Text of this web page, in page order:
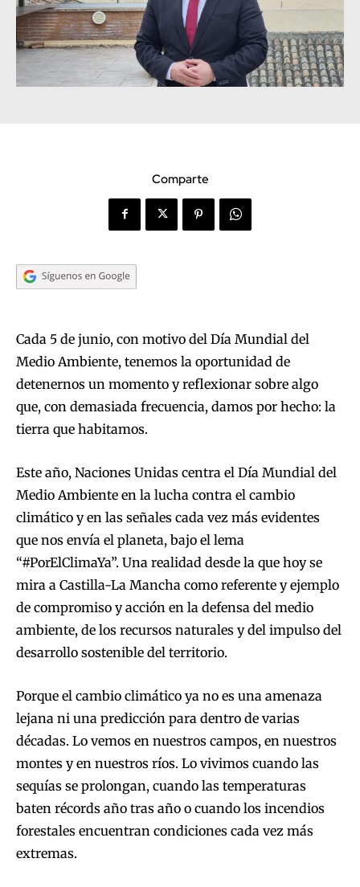
Comparte
Cada 5 de junio, con motivo del Día Mundial del
Medio Ambiente, tenemos la oportunidad de
detenernos un momento y reflexionar sobre algo
que, con demasiada frecuencia, damos por hecho: la
tierra que habitamos.
Este año, Naciones Unidas centra el Día Mundial del
Medio Ambiente en la lucha contra el cambio
climático y en las señales cada vez más evidentes
que nos envía el planeta, bajo el lema
“#PorElClimaYa”. Una realidad desde la que hoy se
mira a Castilla-La Mancha como referente y ejemplo
de compromiso y acción en la defensa del medio
ambiente, de los recursos naturales y del impulso del
desarrollo sostenible del territorio.
Porque el cambio climático ya no es una amenaza
lejana ni una predicción para dentro de varias
décadas. Lo vemos en nuestros campos, en nuestros
montes y en nuestros ríos. Lo vivimos cuando las
sequías se prolongan, cuando las temperaturas
baten récords año tras año o cuando los incendios
forestales encuentran condiciones cada vez más
extremas.